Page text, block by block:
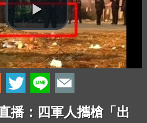
播：四軍人攜槍「出